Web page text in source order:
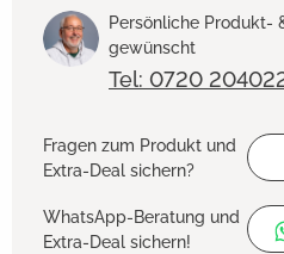
Persönliche Produkt-
gewünscht
Tel: 0720
Fragen zum Produkt und
Extra-Deal sichern?
WhatsApp-Beratung und
Extra-Deal sichern!